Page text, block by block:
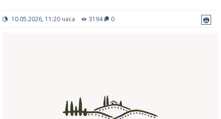
10.05.2026, 11:20 часа 3194 0